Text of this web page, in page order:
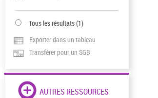
Tous les résultats(1)
Exporter dans un tableau
Transférer pour un SGB
AUTRES RESSOURCES